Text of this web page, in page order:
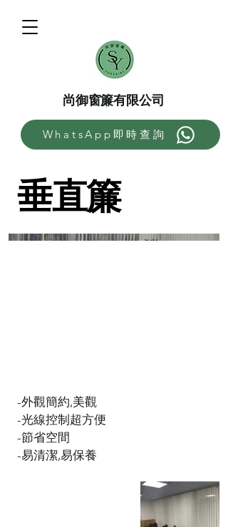
尚御窗簾有限公司
WhatsApp即時查詢
垂直簾
-外觀簡約,美觀
-光線控制超方便
-節省空間
-易清潔,易保養